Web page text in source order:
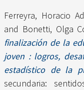
Ferreyra, Horacio
and Bonetti, Olga
finalización de la
joven : logros,
estadístico de la
secundaria: